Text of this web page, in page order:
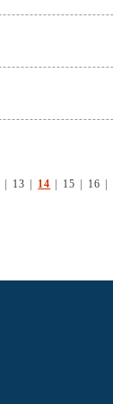
| 13 | 14 | 15 | 16 |